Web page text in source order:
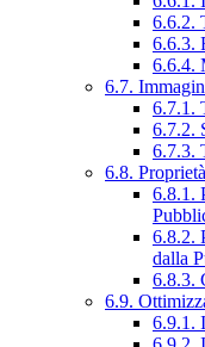
6.6.2.
6.6.3.
6.6.4.
6.7.
6.7.1.
6.7.2.
6.7.3.
6.8.
6.8.1.
6.8.2.
dalla
6.8.3.
6.9.
6.9.1.